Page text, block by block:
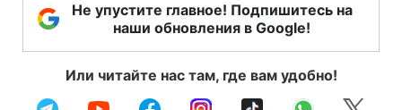
Не упустите главное! Подпишитесь на
наши обновления в Google!
Или читайте нас там, где вам удобно!